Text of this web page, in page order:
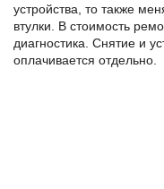
устройства, то также
втулки. В стоимость
диагностика. Снятие и
оплачивается отдельно.